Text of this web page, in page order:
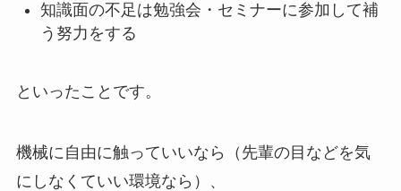
知識面の不足は勉強会・セミナーに参加して補
う努力をする
といったことです。
機械に自由に触っていいなら（先輩の目などを気
にしなくていい環境なら）、